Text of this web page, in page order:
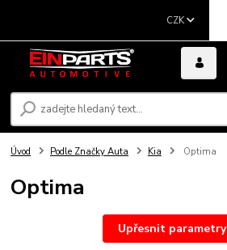
CZK
Úvod Podle Značky Auta Kia Optima
Optima
Upřesnit parametry